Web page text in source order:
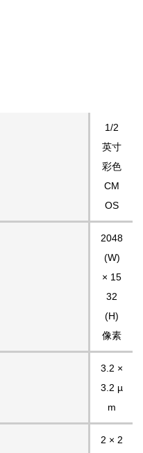
1/2
英寸
彩色
CM
OS
2048
(W)
× 15
32
(H)
像素
3.2 ×
3.2 µ
m
2 × 2